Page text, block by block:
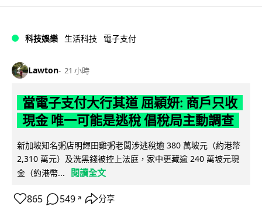
科技娛樂 生活科技 電子支付
Lawton 21 小時
當電子支付大行其道 屈穎妍: 商戶只收
現金 唯一可能是逃稅 倡稅局主動調查
新加坡知名粥店明輝田雞粥老闆涉逃稅逾 380 萬坡元（約港幣
2,310 萬元）及洗黑錢被控上法庭，家中更藏逾 240 萬坡元現
金（約港幣...
閱讀全文
865 549 ↗ 分享